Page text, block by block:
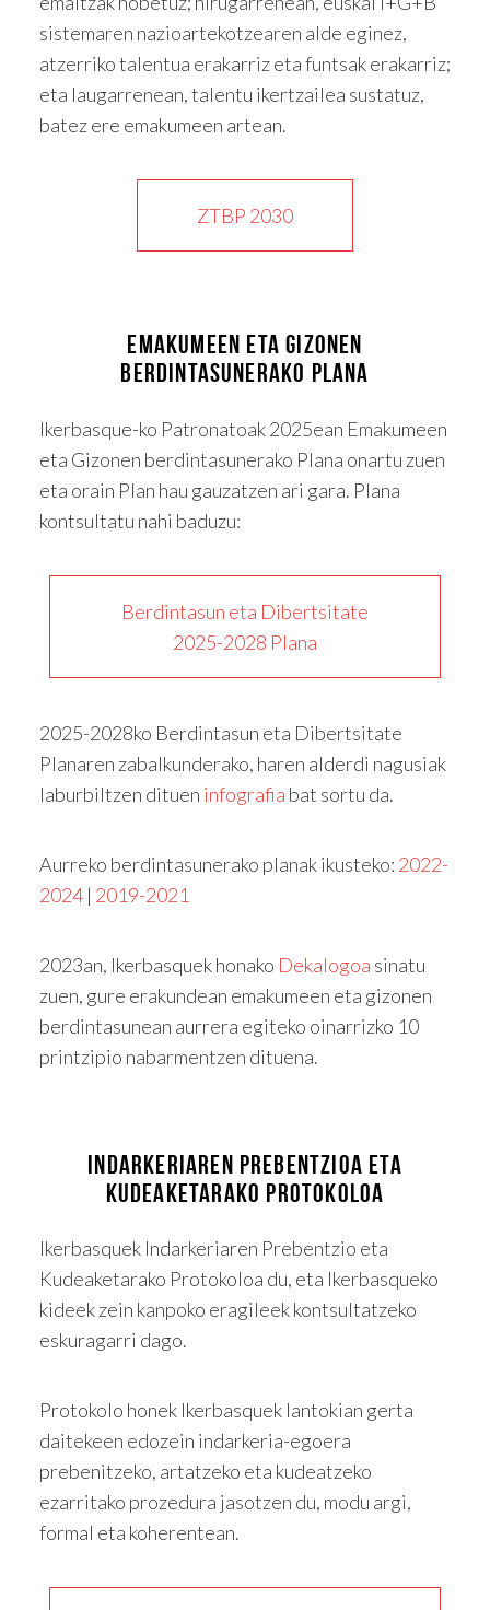
sistemaren nazioartekotzearen alde eginez,
atzerriko talentua erakarriz eta funtsak erakarriz;
eta laugarrenean, talentu ikertzailea sustatuz,
batez ere emakumeen artean.
ZTBP 2030
EMAKUMEEN ETA GIZONEN
BERDINTASUNERAKO PLANA
Ikerbasque-ko Patronatoak 2025ean Emakumeen
eta Gizonen berdintasunerako Plana onartu zuen
eta orain Plan hau gauzatzen ari gara. Plana
kontsultatu nahi baduzu:
Berdintasun eta Dibertsitate
2025-2028 Plana
2025-2028ko Berdintasun eta Dibertsitate
Planaren zabalkunderako, haren alderdi nagusiak
laburbiltzen dituen infografia bat sortu da.
Aurreko berdintasunerako planak ikusteko: 2022-
2024| 2019-2021
2023an, Ikerbasquek honako Dekalogoa sinatu
zuen, gure erakundean emakumeen eta gizonen
berdintasunean aurrera egiteko oinarrizko 10
printzipio nabarmentzen dituena.
INDARKERIAREN PREBENTZIOA ETA
KUDEAKETARAKO PROTOKOLOA
Ikerbasquek Indarkeriaren Prebentzio eta
Kudeaketarako Protokoloa du, eta Ikerbasqueko
kideek zein kanpoko eragileek kontsultatzeko
eskuragarri dago.
Protokolo honek Ikerbasquek lantokian gerta
daitekeen edozein indarkeria-egoera
prebenitzeko, artatzeko eta kudeatzeko
ezarritako prozedura jasotzen du, modu argi,
formal eta koherentean.